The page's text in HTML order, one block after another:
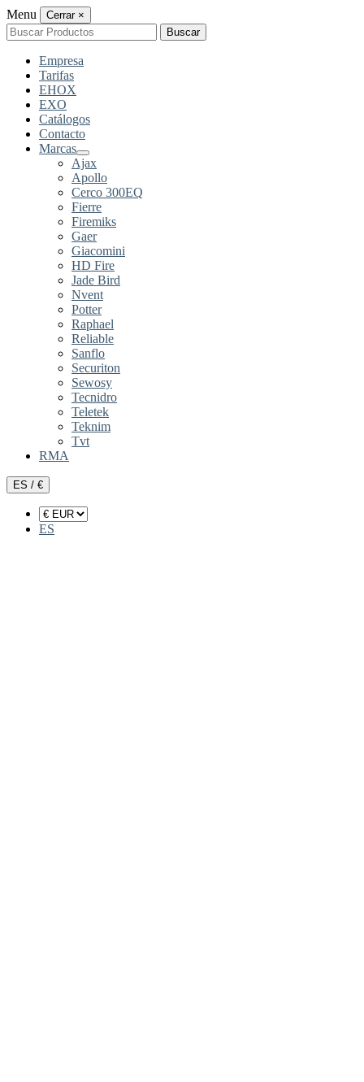
Menu Cerrar ×
Buscar
por:
Buscar
Empresa
Tarifas
EHOX
EXO
Catálogos
Contacto
Marcas
Ajax
Apollo
Cerco 300EQ
Fierre
Firemiks
Gaer
Giacomini
HD Fire
Jade Bird
Nvent
Potter
Raphael
Reliable
Sanflo
Securiton
Sewosy
Tecnidro
Teletek
Teknim
Tvt
RMA
ES / €
ES